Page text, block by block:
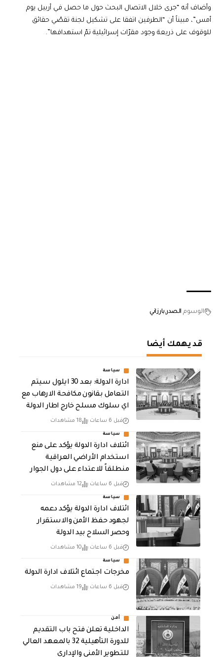
وأضاف أنه “جرى خلال الاتصال البحث حول ما حصل في أربيل يوم
أمس”، مبيناً أن “الطرفين اتفقا على تشكيل لجنة تقصّي حقائق
للوقوف على ذريعة وجود مقرّات إسرائيلية تمّ استهدافها”.
الوسوم الصدر بارزاني
قد يهمك أيضا
سياسة
ادارة الدولة: بعد 30 ايلول سيتم
التعامل بقانون مكافحة الارهاب مع
اي سلوك مسلح خارج اطار الدولة
قبل 6 ساعات 18 مشاهدات
سياسة
ائتلاف ادارة الدولة يؤكد على منع
استخدام الأراضي العراقية
منطلقاً للاعتداء على دول الجوار
قبل 6 ساعات 12 مشاهدات
سياسة
ائتلاف ادارة الدولة يؤكد دعمه
لجهود حفظ الأمن والاستقرار
وحصر السلاح بيد الدولة
قبل 6 ساعات 10 مشاهدات
سياسة
مخرجات اجتماع ائتلاف ادارة الدولة
قبل 6 ساعات 19 مشاهدات
أمن
الداخلية تعلن فتح باب التقديم
للدورة التأهيلية 32 بالمعهد العالي
للتطوير الأمني والإداري